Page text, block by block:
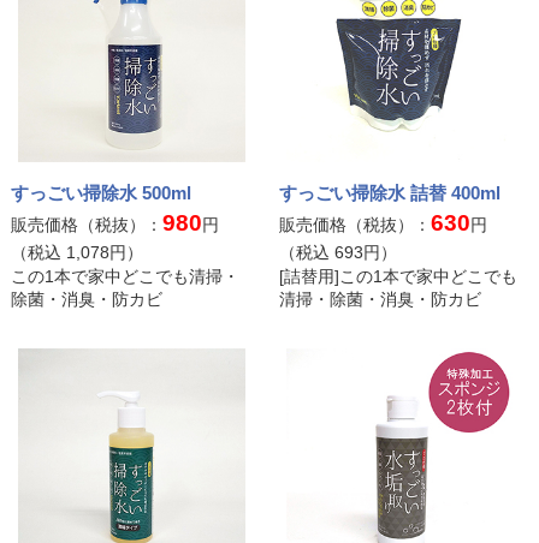
すっごい掃除水 500ml
販売価格（税抜）： 980円
（税込 1,078円）
この1本で家中どこでも清掃・
除菌・消臭・防カビ
すっごい掃除水 詰替 400ml
販売価格（税抜）：630円
（税込693円）
[詰替用]この1本で家中どこでも
清掃・除菌・消臭・防カビ
※メールでのお問い合わせは、24時間受け付けしております。
ご利用ガイド
カートを見る マイページ
送料について 返品・交換について